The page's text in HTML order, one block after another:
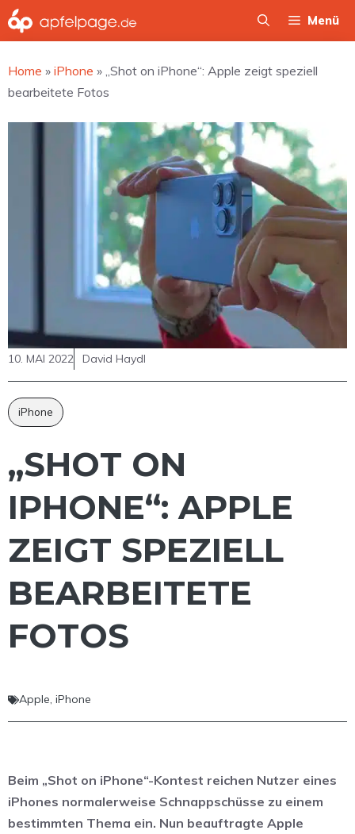
Zum
Inhalt
Menü
Home » iPhone » „Shot on iPhone“: Apple zeigt speziell
bearbeitete Fotos
10. MAI 2022 David Haydl
iPhone
„SHOT ON
IPHONE“: APPLE
ZEIGT SPEZIELL
BEARBEITETE
FOTOS
Apple, iPhone
Beim „Shot on iPhone“-Kontest reichen Nutzer eines
iPhones normalerweise Schnappschüsse zu einem
bestimmten Thema ein. Nun beauftragte Apple